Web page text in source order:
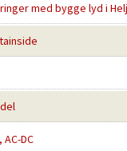
med bygge lyd i
DC